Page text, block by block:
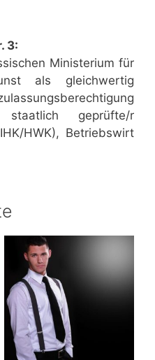
3:
Ministerium für
als gleichwertig
geprüfte/r
HWK), Betriebswirt